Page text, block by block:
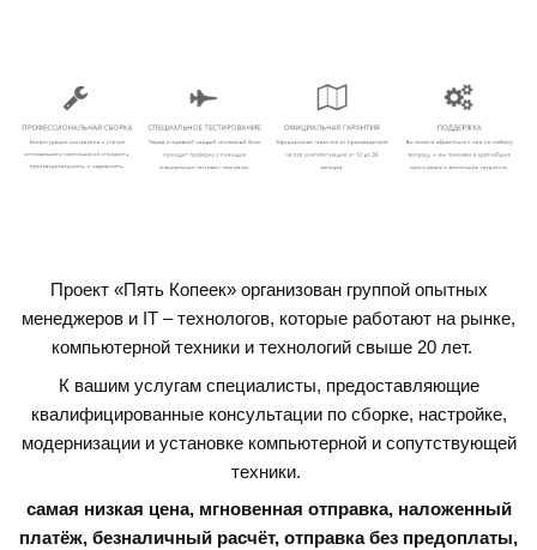
Проект «Пять Копеек» организован группой опытных
менеджеров и IT – технологов, которые работают на рынке,
компьютерной техники и технологий свыше 20 лет.
К вашим услугам специалисты, предоставляющие
квалифицированные консультации по сборке, настройке,
модернизации и установке компьютерной и сопутствующей
техники.
самая низкая цена, мгновенная отправка, наложенный
платёж, безналичный расчёт, отправка без предоплаты,